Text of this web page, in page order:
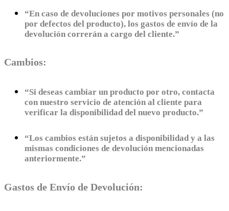
“En caso de devoluciones por motivos personales (no
por defectos del producto), los gastos de envío de la
devolución correrán a cargo del cliente.”
Cambios:
“Si deseas cambiar un producto por otro, contacta
con nuestro servicio de atención al cliente para
verificar la disponibilidad del nuevo producto.”
“Los cambios están sujetos a disponibilidad y a las
mismas condiciones de devolución mencionadas
anteriormente.”
Gastos de Envío de Devolución: